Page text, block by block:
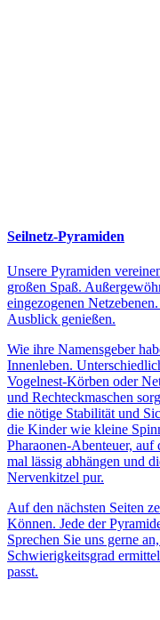
Seilnetz-Pyramiden
Unsere Pyramiden
großen Spaß.
eingezogenen
Ausblick genießen.
Wie ihre Namensgeber
Innenleben.
Vogelnest-Körben oder
und Rechteckmaschen
die nötige Stabilität und
die Kinder wie kleine
Pharaonen-Abenteuer, auf
mal lässig abhängen und
Nervenkitzel pur.
Auf den nächsten Seiten
Können. Jede der
Sprechen Sie uns gerne
Schwierigkeitsgrad
passt.